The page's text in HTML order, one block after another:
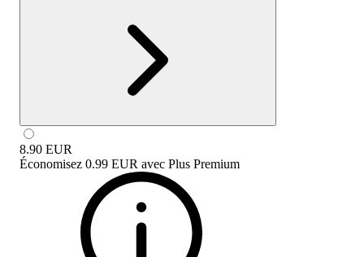
8.90 EUR
Économisez 0.99 EUR avec Plus Premium